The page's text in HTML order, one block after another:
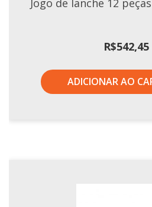
R$542,45
ADICIONAR AO